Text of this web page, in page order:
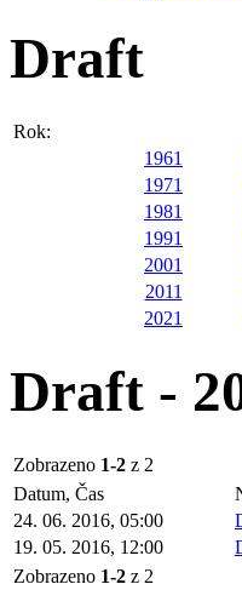
Draft
Rok:
1961
1971
1981
1991
2001
2011
2021
Draft -
Zobrazeno 1-2 z 2
Datum, Čas
24. 06. 2016, 05:00
19. 05. 2016, 12:00
Zobrazeno 1-2 z 2